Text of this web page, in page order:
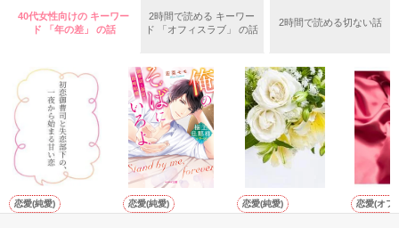
がいします。
一応完結になっていますが、まだまだ更新します
、
40代女性向けの キーワー
ド 「年の差」 の話
2時間で読める キーワー
ド 「オフィスラブ」 の話
2時間で読める切ない話
恋愛(純愛) 恋愛(純愛) 恋愛(純愛) 恋愛(オフ